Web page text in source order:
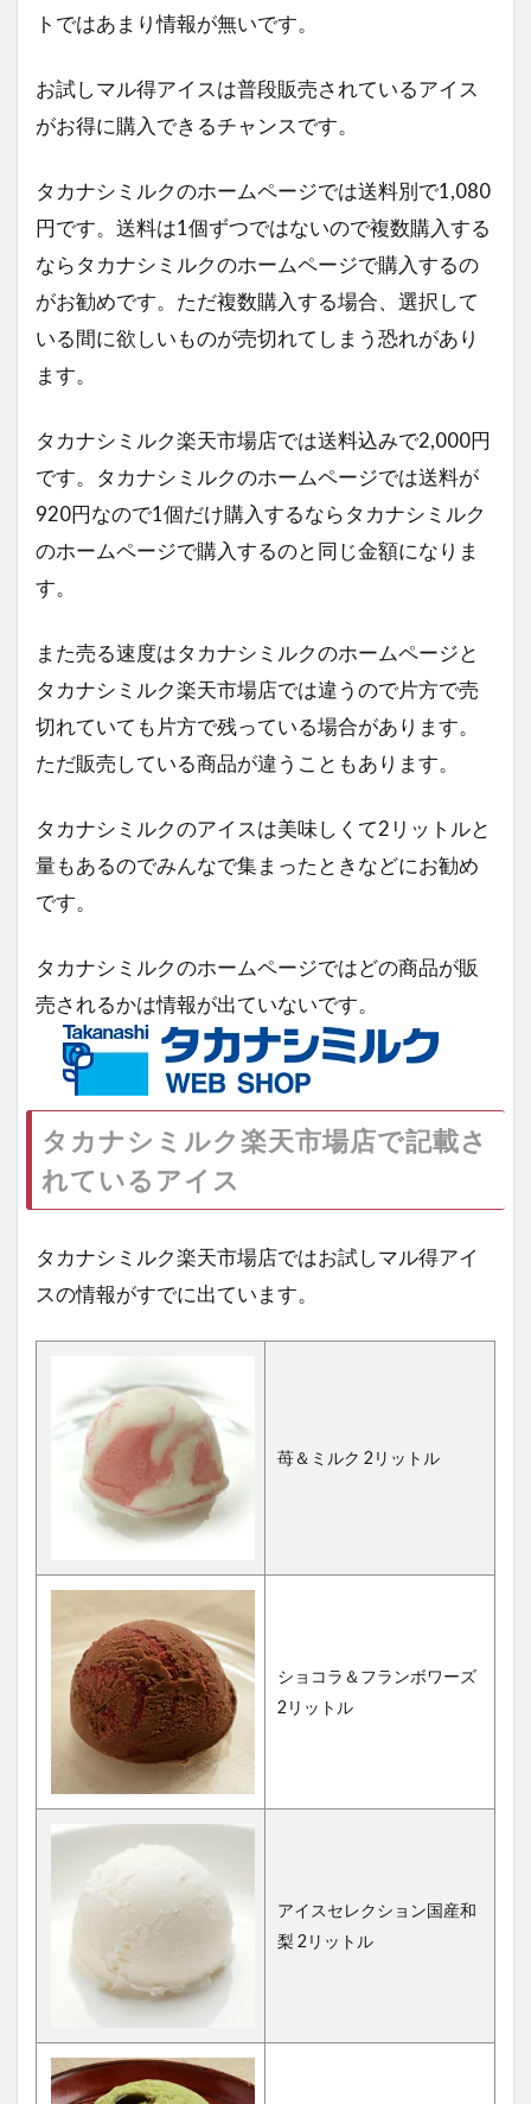
トではあまり情報が無いです。
お試しマル得アイスは普段販売されているアイス
がお得に購入できるチャンスです。
タカナシミルクのホームページでは送料別で1,080
円です。送料は1個ずつではないので複数購入する
ならタカナシミルクのホームページで購入するの
がお勧めです。ただ複数購入する場合、選択して
いる間に欲しいものが売切れてしまう恐れがあり
ます。
タカナシミルク楽天市場店では送料込みで2,000円
です。タカナシミルクのホームページでは送料が
920円なので1個だけ購入するならタカナシミルク
のホームページで購入するのと同じ金額になりま
す。
また売る速度はタカナシミルクのホームページと
タカナシミルク楽天市場店では違うので片方で売
切れていても片方で残っている場合があります。
ただ販売している商品が違うこともあります。
タカナシミルクのアイスは美味しくて2リットルと
量もあるのでみんなで集まったときなどにお勧め
です。
タカナシミルクのホームページではどの商品が販
売されるかは情報が出ていないです。
タカナシミルク楽天市場店で記載さ
れているアイス
タカナシミルク楽天市場店ではお試しマル得アイ
スの情報がすでに出ています。
苺＆ミルク 2リットル
ショコラ＆フランボワーズ
2リットル
アイスセレクション国産和
梨 2リットル